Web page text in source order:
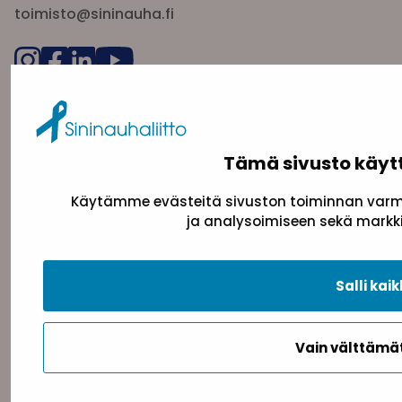
Tämä sivusto
Käytämme evästeitä sivuston toiminnan
ja analysoimiseen sekä
Vain
Salli
toimisto@sininauha.fi
Evästeseloste